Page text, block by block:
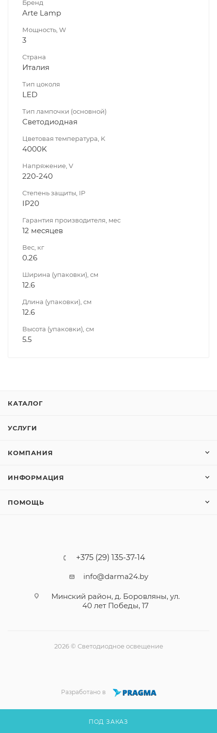
ПОД ЗАКАЗ
Бренд
Arte Lamp
Мощность, W
3
Страна
Италия
Тип цоколя
LED
Тип лампочки (основной)
Светодиодная
Цветовая температура, K
4000K
Напряжение, V
220-240
Степень защиты, IP
IP20
Гарантия производителя, мес
12 месяцев
Вес, кг
0.26
Ширина (упаковки), см
12.6
Длина (упаковки), см
12.6
Высота (упаковки), см
5.5
КАТАЛОГ
УСЛУГИ
КОМПАНИЯ
ИНФОРМАЦИЯ
ПОМОЩЬ
+375 (29) 135-37-14
info@darma24.by
Минский район, д. Боровляны, ул.
40 лет Победы, 17
2026 © Светодиодное освещение
Разработано в